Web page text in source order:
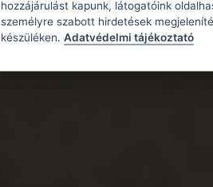
hozzájárulást kapunk, látogatóink
személyre szabott hirdetések
készüléken. Adatvédelmi tájékoztató